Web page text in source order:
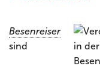
Besenreiser
sind